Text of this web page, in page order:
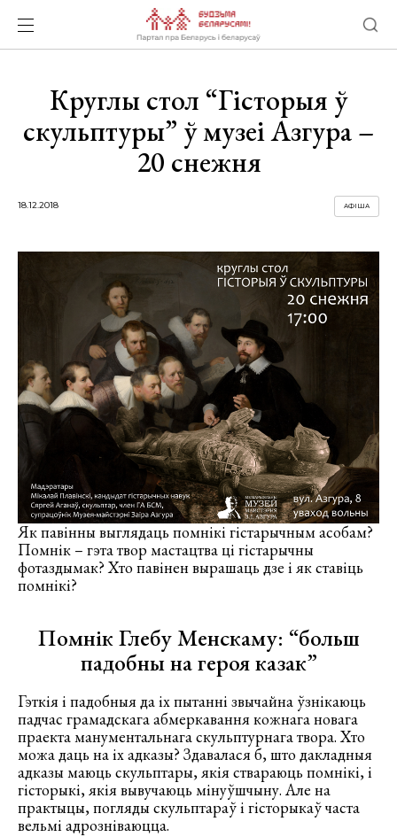
Круглы стол “Гісторыя ў
скульптуры” ў музеі Азгура –
20 снежня
18.12.2018 АФІША
Як павінны выглядаць помнікі гістарычным асобам?
Помнік – гэта твор мастацтва ці гістарычны
фотаздымак? Хто павінен вырашаць дзе і як ставіць
помнікі?
Помнік Глебу Менскаму: “больш
падобны на героя казак”
Гэткія і падобныя да іх пытанні звычайна ўзнікаюць
падчас грамадскага абмеркавання кожнага новага
праекта манументальнага скульптурнага твора. Хто
можа даць на іх адказы? Здавалася б, што дакладныя
адказы маюць скульптары, якія ствараюць помнікі, і
гісторыкі, якія вывучаюць мінуўшчыну. Але на
практыцы, погляды скульптараў і гісторыкаў часта
вельмі адрозніваюцца.